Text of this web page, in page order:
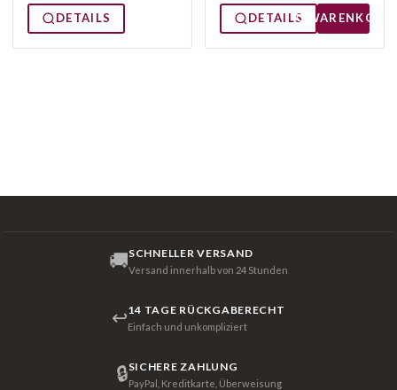
DETAILS
DETAILS
WARENKORB
🚚SCHNELLER VERSAND
Versand innerhalb von 24 Stunden
↩14 TAGE RÜCKGABERECHT
Einfach und unkompliziert
🔒SICHERE ZAHLUNG
PayPal, Kreditkarte, Überweisung